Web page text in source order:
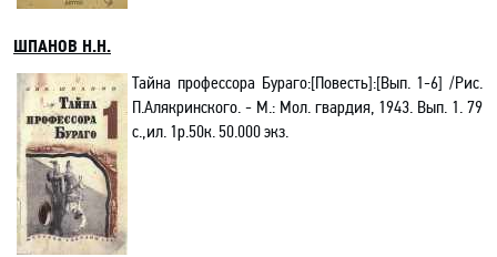
ШПАНОВ Н.Н.
Тайна профессора Бураго:[Повесть]:[Вып. 1-6] /Рис.
П.Алякринского. - М.: Мол. гвардия, 1943. Вып. 1. 79
с.,ил. 1р.50к. 50.000 экз.